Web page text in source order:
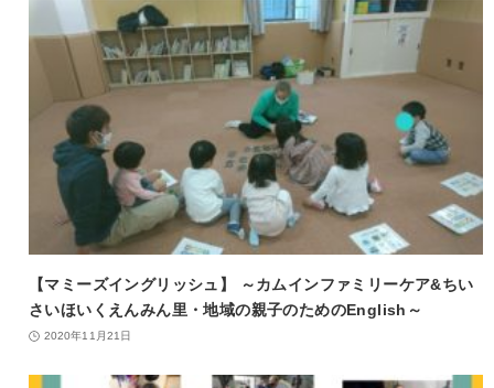
【マミーズイングリッシュ】 ～カムインファミリーケア&ちい
さいほいくえんみん里・地域の親子のためのEnglish～
2020年11月21日